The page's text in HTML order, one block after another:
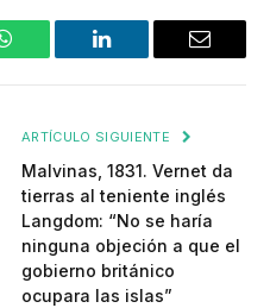
WhatsApp LinkedIn Email
ARTÍCULO SIGUIENTE
Malvinas, 1831. Vernet da
tierras al teniente inglés
Langdom: “No se haría
ninguna objeción a que el
gobierno británico
ocupara las islas”